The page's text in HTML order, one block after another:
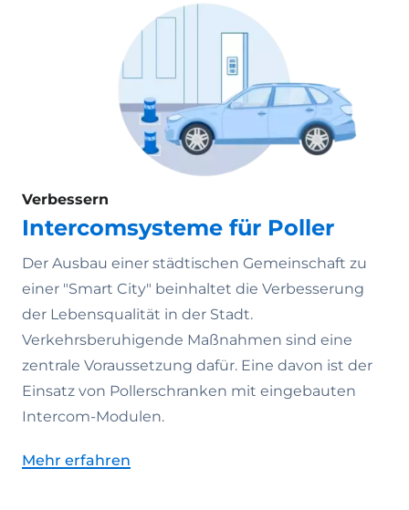
Verbessern
Intercomsysteme für Poller
Der Ausbau einer städtischen Gemeinschaft zu
einer "Smart City" beinhaltet die Verbesserung
der Lebensqualität in der Stadt.
Verkehrsberuhigende Maßnahmen sind eine
zentrale Voraussetzung dafür. Eine davon ist der
Einsatz von Pollerschranken mit eingebauten
Intercom-Modulen.
Mehr erfahren